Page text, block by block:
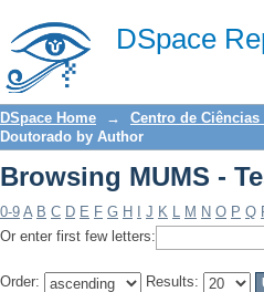
DSpace
Browsing MUMS -
DSpace Home → Centro de Ciências
Doutorado by Author
Browsing MUMS -
0-9 A B C D E F G H J K L M N O P Q
Or enter first few letters:
Order: Results: